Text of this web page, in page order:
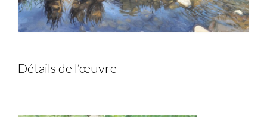
Détails de l’œuvre